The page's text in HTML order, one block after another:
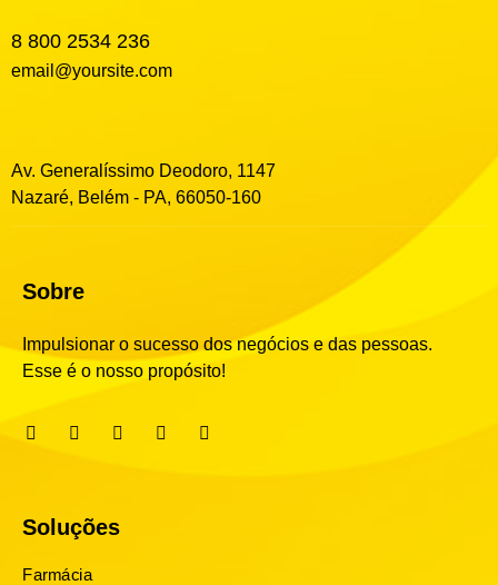
8 800 2534 236
email@yoursite.com
Av. Generalíssimo Deodoro, 1147
Nazaré, Belém - PA, 66050-160
Sobre
Impulsionar o sucesso dos negócios e das pessoas.
Esse é o nosso propósito!
Soluções
Farmácia